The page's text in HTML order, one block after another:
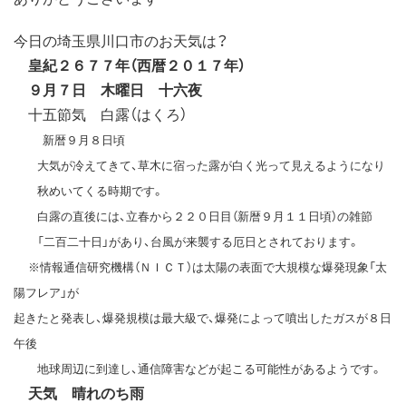
今日の埼玉県川口市のお天気は？
皇紀２６７７年（西暦２０１７年）
９月７日 木曜日 十六夜
十五節気 白露（はくろ）
新暦９月８日頃
大気が冷えてきて、草木に宿った露が白く光って見えるようになり
秋めいてくる時期です。
白露の直後には、立春から２２０日目（新暦９月１１日頃）の雑節
「二百二十日」があり、台風が来襲する厄日とされております。
※情報通信研究機構（ＮＩＣＴ）は太陽の表面で大規模な爆発現象「太
陽フレア」が
起きたと発表し、爆発規模は最大級で、爆発によって噴出したガスが８日
午後
地球周辺に到達し、通信障害などが起こる可能性があるようです。
天気 晴れのち雨